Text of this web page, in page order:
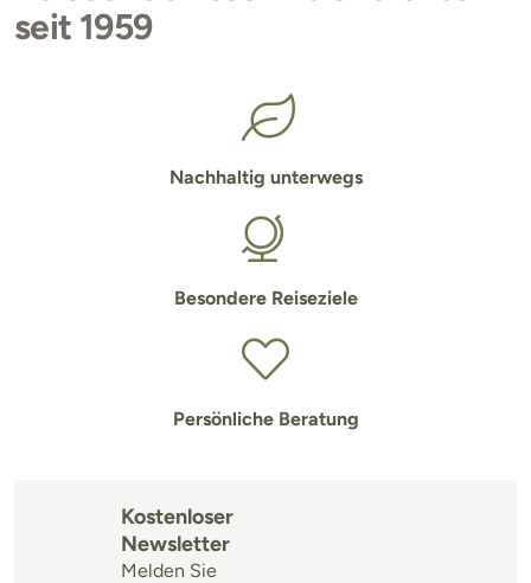
seit 1959
Nachhaltig unterwegs
Besondere Reiseziele
Persönliche Beratung
Kostenloser
Newsletter
Melden Sie